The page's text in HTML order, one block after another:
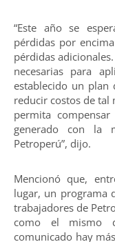
“Este año se
pérdidas por
pérdidas
necesarias para
establecido un
reducir costos de tal
permita
generado con la
Petroperú”, dijo.
Mencionó que,
lugar, un programa
trabajadores de
como el mismo
comunicado hay